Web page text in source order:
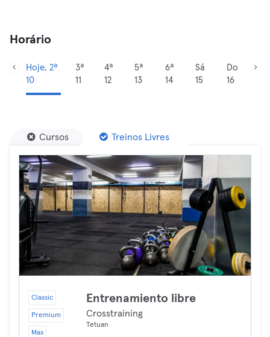
Horário
Hoje, 2ª
10
3ª
11
4ª
12
5ª
13
6ª
14
Sá
15
Do
16
Cursos Treinos Livres
Classic
Premium
Max
Entrenamiento libre
Crosstraining
Tetuan